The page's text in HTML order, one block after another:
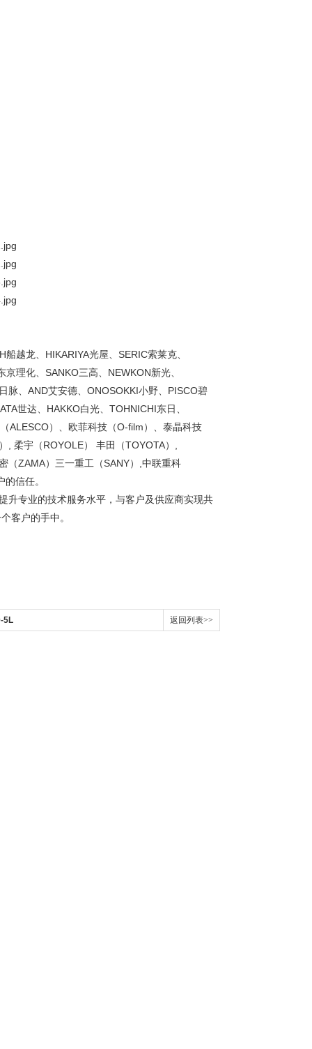
越龙、HIKARIYA光屋、SERIC索莱克、
理化、SANKO三高、NEWKON新光、
脉、AND艾安德、ONOSOKKI小野、PISCO碧
世达、HAKKO白光、TOHNICHI东日、
）、欧菲科技（O-film）、泰晶科技
, 柔宇（ROYOLE） 丰田（TOYOTA）,
（ZAMA）三一重工（SANY）,中联重科
的信任。
升专业的技术服务水平，与客户及供应商实现共
客户的手中。
5L 返回列表>>